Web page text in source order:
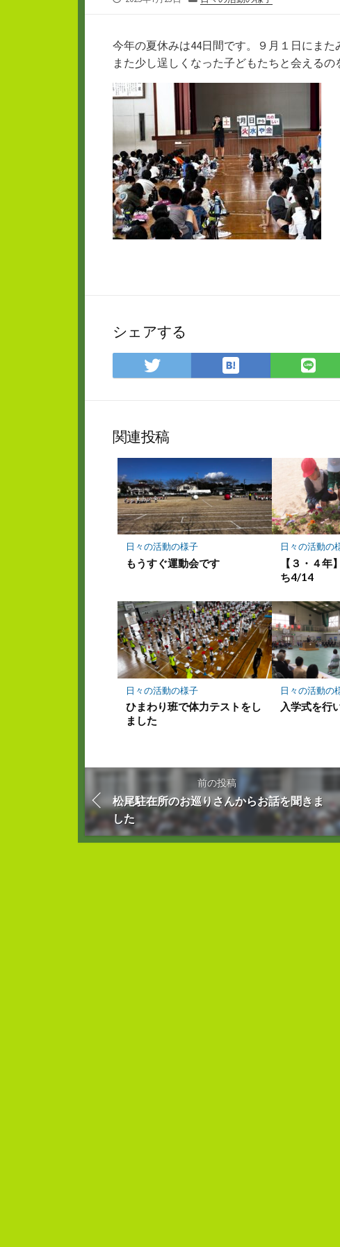
リ
ー
今年の夏休みは44日間です。９月１日にま
また少し逞しくなった子どもたちと会えるの
シェアする
Twitter
で
ア
は
て
マ
ー
ク
に
保
で
関連投稿
日々の活動の様子
もうすぐ運動会です
日々の活動の
【３・４年
ち4/14
日々の活動の様子
ひまわり班で体力テストをし
ました
日々の活動の
入学式を行
前の投稿
松尾駐在所のお巡りさんからお話を聞きま
した